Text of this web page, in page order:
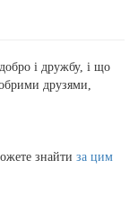
і дружбу, і що
друзями,
знайти за цим